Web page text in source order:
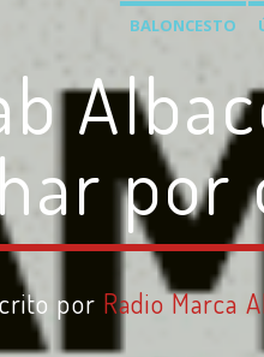
BALONCESTO
por
por Radio Marca